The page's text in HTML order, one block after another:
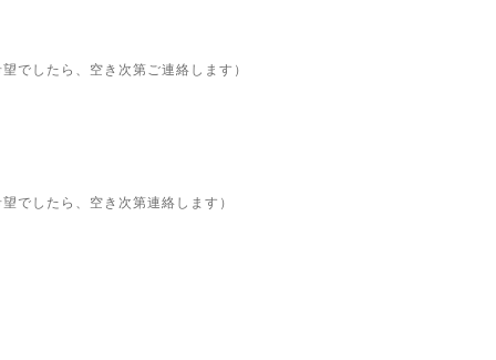
したら、空き次第ご連絡します）
したら、空き次第連絡します）